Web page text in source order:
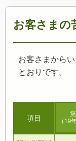
お客さまの
お客さまから
とおりです。
項目
（19